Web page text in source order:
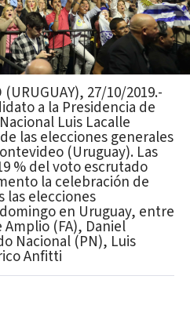
(URUGUAY), 27/10/2019.-
a la Presidencia de
Luis Lacalle
las elecciones generales
(Uruguay). Las
% del voto escrutado
la celebración de
las elecciones
en Uruguay, entre
(FA), Daniel
Nacional (PN), Luis
Anfitti